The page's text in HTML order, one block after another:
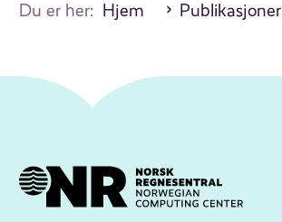
Du er her: Hjem Publikasjoner